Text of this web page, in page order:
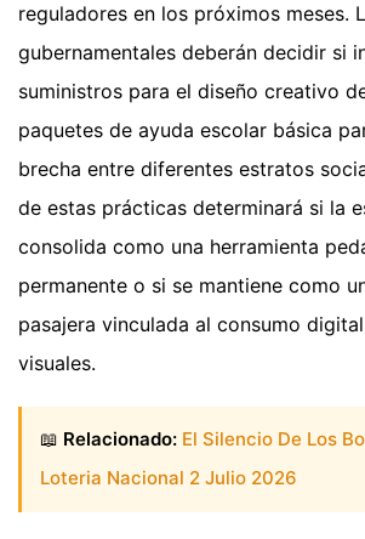
reguladores en los próximos meses.
gubernamentales deberán decidir si
suministros para el diseño creativo
paquetes de ayuda escolar básica
brecha entre diferentes estratos
de estas prácticas determinará si la
consolida como una herramienta
permanente o si se mantiene como
pasajera vinculada al consumo
visuales.
📖 Relacionado: El Silencio De Los
Loteria Nacional 2 Julio 2026